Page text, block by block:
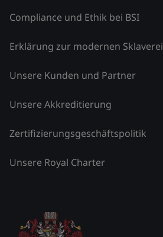
Compliance und Ethik bei BSI
Erklärung zur modernen Sklaverei
Unsere Kunden und Partner
Unsere Akkreditierung
Zertifizierungsgeschäftspolitik
Unsere Royal Charter